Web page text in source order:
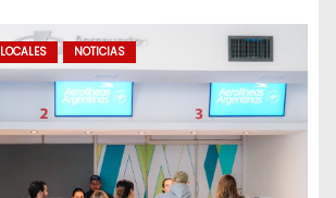
LOCALES NOTICIAS